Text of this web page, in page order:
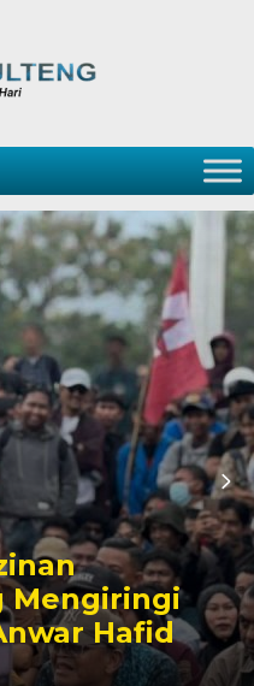
Mengiringi
Hafid